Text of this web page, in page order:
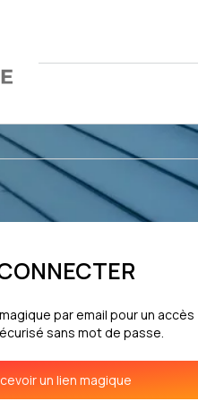
Nous
Notre
Social
par email pour un accès
sans mot de passe.
un lien magique